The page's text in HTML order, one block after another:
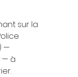
sur la
—
— à